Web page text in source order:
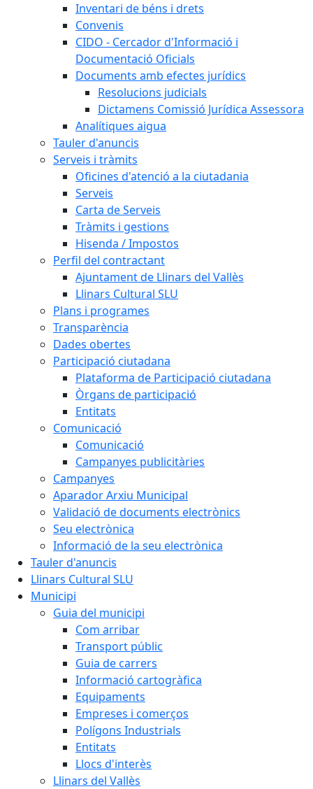
Inventari de béns i drets
Convenis
CIDO - Cercador d'Informació i
Documentació Oficials
Documents amb efectes jurídics
Resolucions judicials
Dictamens Comissió Jurídica Assessora
Analítiques aigua
Tauler d'anuncis
Serveis i tràmits
Oficines d'atenció a la ciutadania
Serveis
Carta de Serveis
Tràmits i gestions
Hisenda / Impostos
Perfil del contractant
Ajuntament de Llinars del Vallès
Llinars Cultural SLU
Plans i programes
Transparència
Dades obertes
Participació ciutadana
Plataforma de Participació ciutadana
Òrgans de participació
Entitats
Comunicació
Comunicació
Campanyes publicitàries
Campanyes
Aparador Arxiu Municipal
Validació de documents electrònics
Seu electrònica
Informació de la seu electrònica
Tauler d'anuncis
Llinars Cultural SLU
Municipi
Guia del municipi
Com arribar
Transport públic
Guia de carrers
Informació cartogràfica
Equipaments
Empreses i comerços
Polígons Industrials
Entitats
Llocs d'interès
Llinars del Vallès